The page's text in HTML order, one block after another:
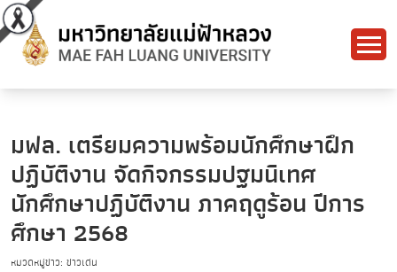
มฟล. เตรียมความพร้อมนักศึกษาฝึก
ปฏิบัติงาน จัดกิจกรรมปฐมนิเทศ
นักศึกษาปฏิบัติงาน ภาคฤดูร้อน ปีการ
ศึกษา 2568
หมวดหมู่ข่าว: ข่าวเด่น